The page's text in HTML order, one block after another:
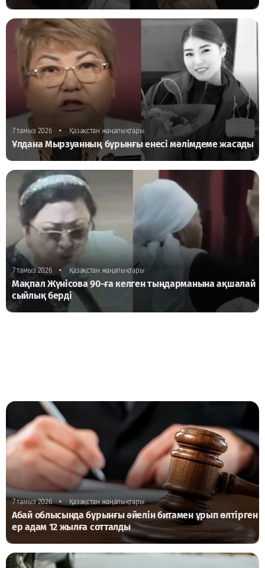
7 тамыз 2026 • Қазақстан жаңалықтары
Ұлдана Мырзуанның бұрынғы енесі мәлімдеме жасады
7 тамыз 2026 • Қазақстан жаңалықтары
Мақпал Жүнісова 90-ға келген тыңдарманына ақшалай
сыйлық берді
7 тамыз 2026 • Қазақстан жаңалықтары
Абай облысында бұрынғы әйелін битамен ұрып өлтірген
ер адам 12 жылға сотталды